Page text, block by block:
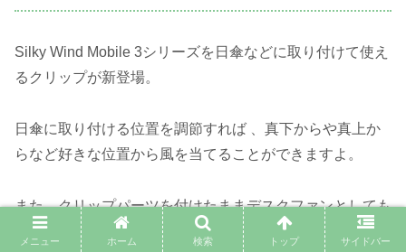
Silky Wind Mobile 3シリーズを日傘などに取り付けて使え
るクリップが新登場。
日傘に取り付ける位置を調節すれば 、真下からや真上か
らなど好きな位置から風を当てることができますよ。
また、クリップパーツを付けたままデスクファンとしても
使用可能。
メニュー ホーム 検索 トップ サイドバー